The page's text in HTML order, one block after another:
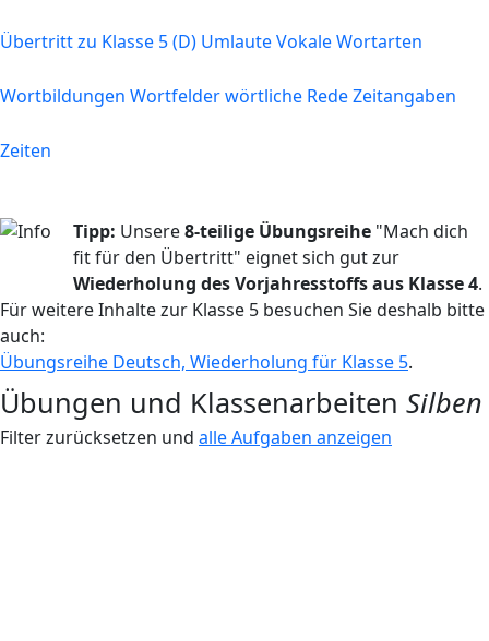
Übertritt zu Klasse 5 (D) UmlauteVokaleWortarten
Wortbildungen Wortfelderwörtliche RedeZeitangaben
Zeiten
Tipp: Unsere8-teilige Übungsreihe "Mach dich
fit für den Übertritt" eignet sich gut zur
Wiederholung des Vorjahresstoffs aus Klasse 4.
Für weitere Inhalte zur Klasse 5 besuchen Sie deshalb bitte
auch:
Übungsreihe Deutsch, Wiederholung für Klasse 5.
Übungen und Klassenarbeiten Silben
Filter zurücksetzen und alle Aufgaben anzeigen